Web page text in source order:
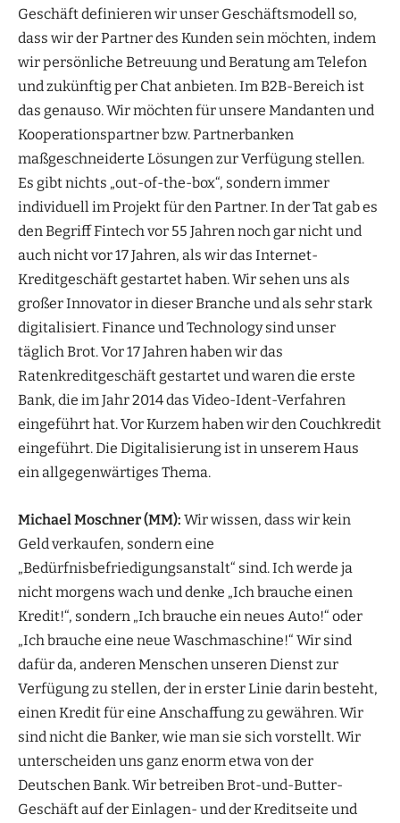
Geschäft definieren wir unser Geschäftsmodell so,
dass wir der Partner des Kunden sein möchten, indem
wir persönliche Betreuung und Beratung am Telefon
und zukünftig per Chat anbieten. Im B2B-Bereich ist
das genauso. Wir möchten für unsere Mandanten und
Kooperationspartner bzw. Partnerbanken
maßgeschneiderte Lösungen zur Verfügung stellen.
Es gibt nichts „out-of-the-box“, sondern immer
individuell im Projekt für den Partner. In der Tat gab es
den Begriff Fintech vor 55 Jahren noch gar nicht und
auch nicht vor 17 Jahren, als wir das Internet-
Kreditgeschäft gestartet haben. Wir sehen uns als
großer Innovator in dieser Branche und als sehr stark
digitalisiert. Finance und Technology sind unser
täglich Brot. Vor 17 Jahren haben wir das
Ratenkreditgeschäft gestartet und waren die erste
Bank, die im Jahr 2014 das Video-Ident-Verfahren
eingeführt hat. Vor Kurzem haben wir den Couchkredit
eingeführt. Die Digitalisierung ist in unserem Haus
ein allgegenwärtiges Thema.
Michael Moschner (MM): Wir wissen, dass wir kein
Geld verkaufen, sondern eine
„Bedürfnisbefriedigungsanstalt“ sind. Ich werde ja
nicht morgens wach und denke „Ich brauche einen
Kredit!“, sondern „Ich brauche ein neues Auto!“ oder
„Ich brauche eine neue Waschmaschine!“ Wir sind
dafür da, anderen Menschen unseren Dienst zur
Verfügung zu stellen, der in erster Linie darin besteht,
einen Kredit für eine Anschaffung zu gewähren. Wir
sind nicht die Banker, wie man sie sich vorstellt. Wir
unterscheiden uns ganz enorm etwa von der
Deutschen Bank. Wir betreiben Brot-und-Butter-
Geschäft auf der Einlagen- und der Kreditseite und